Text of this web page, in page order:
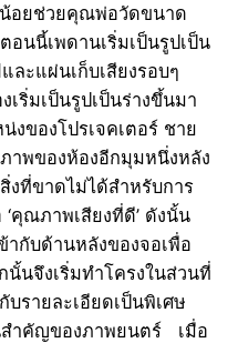
อยช่วยคุณพ่อวัดขนาด
นนี้เพดานเริ่มเป็นรูปเป็น
ละแผ่นเก็บเสียงรอบๆ
ริ่มเป็นรูปเป็นร่างขึ้นมา
งของโปรเจคเตอร์ ชาย
าพของห้องอีกมุมหนึ่งหลัง
ที่ขาดไม่ได้สำหรับการ
คุณภาพเสียงที่ดี’ ดังนั้น
กับด้านหลังของจอเพื่อ
นจึงเริ่มทำโครงในส่วนที่
รายละเอียดเป็นพิเศษ
สำคัญของภาพยนตร์ เมื่อ